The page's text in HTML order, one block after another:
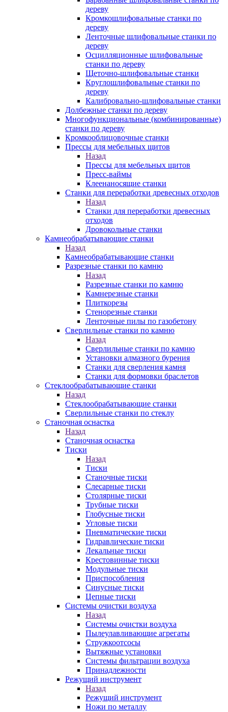
дереву
Кромкошлифовальные станки по
дереву
Ленточные шлифовальные станки по
дереву
Осцилляционные шлифовальные
станки по дереву
Щеточно-шлифовальные станки
Круглошлифовальные станки по
дереву
Калибровально-шлифовальные станки
Долбежные станки по дереву
Многофункциональные (комбинированные)
станки по дереву
Кромкооблицовочные станки
Прессы для мебельных щитов
Назад
Прессы для мебельных щитов
Пресс-ваймы
Клеенаносящие станки
Станки для переработки древесных отходов
Назад
Станки для переработки древесных
отходов
Дровокольные станки
Камнеобрабатывающие станки
Назад
Камнеобрабатывающие станки
Разрезные станки по камню
Назад
Разрезные станки по камню
Камнерезные станки
Плиткорезы
Стенорезные станки
Ленточные пилы по газобетону
Сверлильные станки по камню
Назад
Сверлильные станки по камню
Установки алмазного бурения
Станки для сверления камня
Станки для формовки браслетов
Стеклообрабатывающие станки
Назад
Стеклообрабатывающие станки
Сверлильные станки по стеклу
Станочная оснастка
Назад
Станочная оснастка
Тиски
Назад
Тиски
Станочные тиски
Слесарные тиски
Столярные тиски
Трубные тиски
Глобусные тиски
Угловые тиски
Пневматические тиски
Гидравлические тиски
Лекальные тиски
Крестовинные тиски
Модульные тиски
Приспособления
Синусные тиски
Цепные тиски
Системы очистки воздуха
Назад
Системы очистки воздуха
Пылеулавливающие агрегаты
Стружкоотсосы
Вытяжные установки
Системы фильтрации воздуха
Принадлежности
Режущий инструмент
Назад
Режущий инструмент
Ножи по металлу